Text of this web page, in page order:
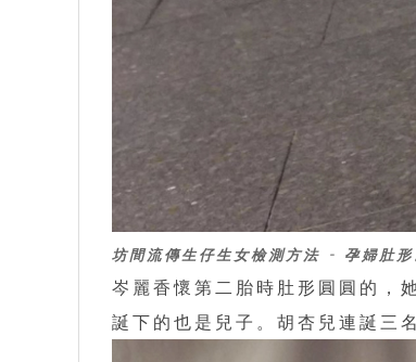
坊間流傳生仔生女檢測方法 - 孕婦肚形
岑麗香懷第二胎時肚形圓圓的，
誕下的也是兒子。胡杏兒連誕三